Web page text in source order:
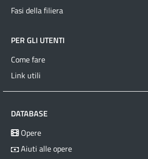
Fasi della filiera
PER GLI UTENTI
Come fare
Link utili
DATABASE
Opere
Aiuti alle opere